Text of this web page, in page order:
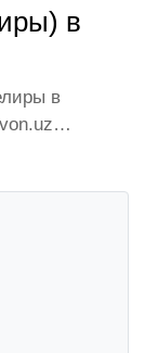
в
в
уровни
На
компания